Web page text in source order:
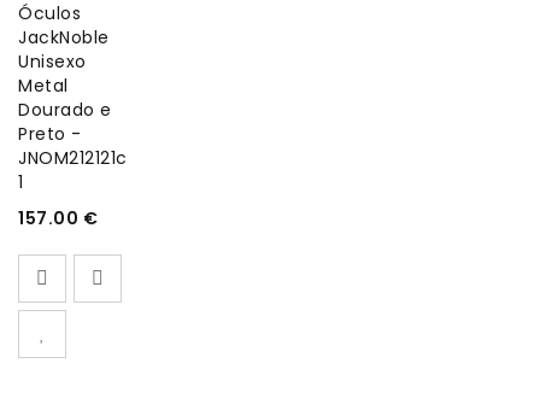
Óculos
JackNoble
Unisexo
Metal
Dourado e
Preto -
JNOM212121c
1
157.00 €